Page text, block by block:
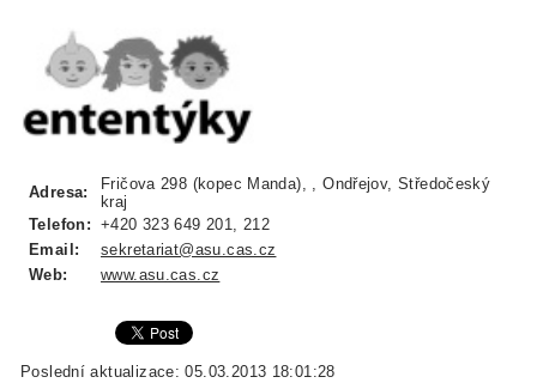
Adresa:
Fričova 298 (kopec Manda), , Ondřejov, Středočeský
kraj
Telefon: +420 323 649 201, 212
Email:
sekretariat@asu.cas.cz
Web:
www.asu.cas.cz
Poslední aktualizace: 05.03.2013 18:01:28